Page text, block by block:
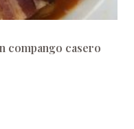
compango casero